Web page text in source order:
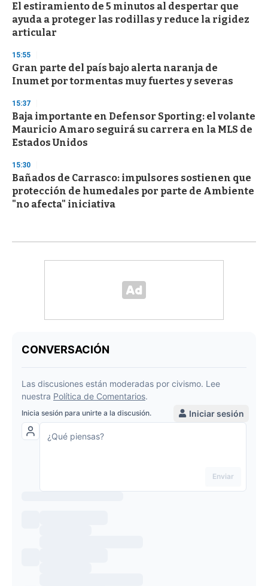
El estiramiento de 5 minutos al despertar que
ayuda a proteger las rodillas y reduce la rigidez
articular
15:55
Gran parte del país bajo alerta naranja de
Inumet por tormentas muy fuertes y severas
15:37
Baja importante en Defensor Sporting: el volante
Mauricio Amaro seguirá su carrera en la MLS de
Estados Unidos
15:30
Bañados de Carrasco: impulsores sostienen que
protección de humedales por parte de Ambiente
"no afecta" iniciativa